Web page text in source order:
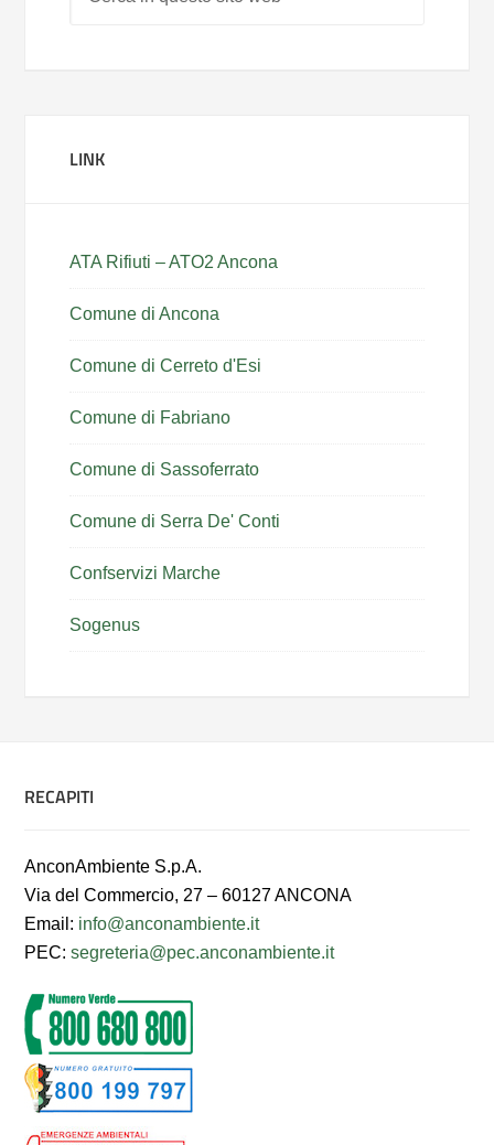
LINK
ATA Rifiuti – ATO2 Ancona
Comune di Ancona
Comune di Cerreto d'Esi
Comune di Fabriano
Comune di Sassoferrato
Comune di Serra De' Conti
Confservizi Marche
Sogenus
RECAPITI
AnconAmbiente S.p.A.
Via del Commercio, 27 – 60127 ANCONA
Email: info@anconambiente.it
PEC:segreteria@pec.anconambiente.it